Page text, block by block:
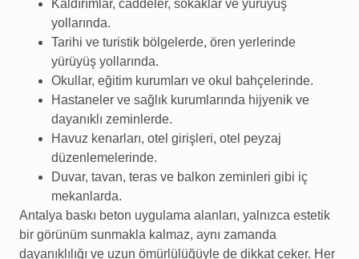
Kaldırımlar, caddeler, sokaklar ve yürüyüş
yollarında.
Tarihi ve turistik bölgelerde, ören yerlerinde
yürüyüş yollarında.
Okullar, eğitim kurumları ve okul bahçelerinde.
Hastaneler ve sağlık kurumlarında hijyenik ve
dayanıklı zeminlerde.
Havuz kenarları, otel girişleri, otel peyzaj
düzenlemelerinde.
Duvar, tavan, teras ve balkon zeminleri gibi iç
mekanlarda.
Antalya baskı beton uygulama alanları, yalnızca estetik
bir görünüm sunmakla kalmaz, aynı zamanda
dayanıklılığı ve uzun ömürlülüğüyle de dikkat çeker. Her